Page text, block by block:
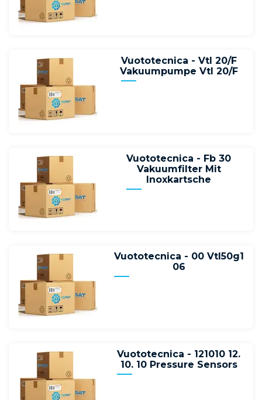
Vuototecnica - Vtl 20/F
Vakuumpumpe Vtl 20/F
Vuototecnica - Fb 30
Vakuumfilter Mit
Inoxkartsche
Vuototecnica - 00 Vtl50g1
06
Vuototecnica - 121010 12.
10. 10 Pressure Sensors